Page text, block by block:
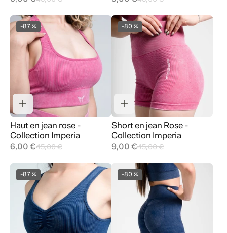
-87 %
Haut en jean rose -
Collection Imperia
6,00 €45,00 €
-80 %
Short en jean Rose -
Collection Imperia
9,00 €45,00 €
-87 % -80 %